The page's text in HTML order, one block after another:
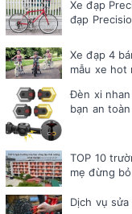
Xe đạp
đạp
Xe đạp 4
mẫu xe hot
Đèn xi
bạn an
TOP 10
mẹ đừng
Dịch vụ